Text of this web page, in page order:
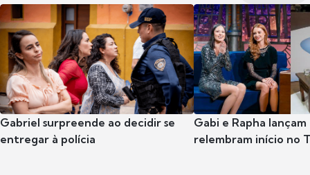
Gabriel surpreende ao decidir se
entregar à polícia
Gabi e Rapha
relembram início no